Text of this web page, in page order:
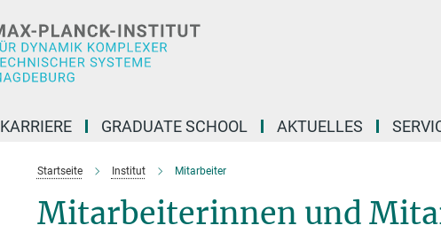
KARRIERE GRADUATE SCHOOL AKTUELLES
Startseite Institut Mitarbeiter
Mitarbeiterinnen und